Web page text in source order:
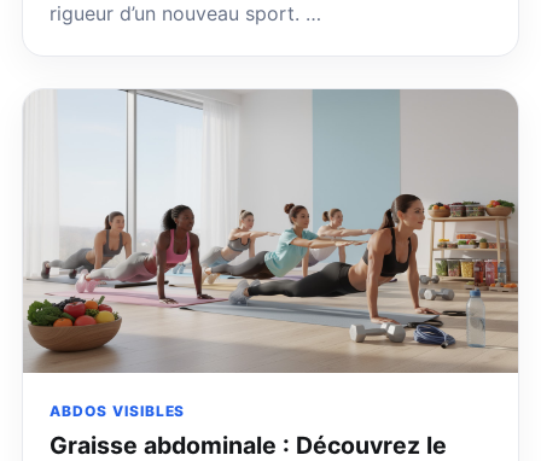
rigueur d’un nouveau sport. …
ABDOS VISIBLES
Graisse abdominale : Découvrez le